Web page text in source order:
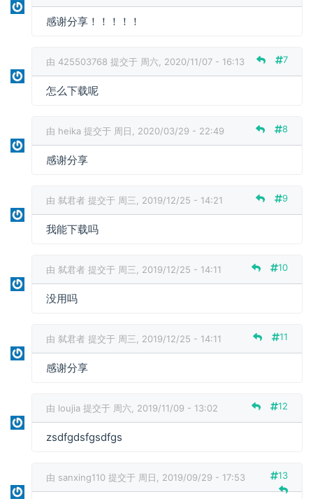
感谢分享！！！！！
由 425503768 提交于 周六, 2020/11/07 - 16:13 7
怎么下载呢
由 heika 提交于 周日, 2020/03/29 - 22:49 8
感谢分享
由 弑君者 提交于 周三, 2019/12/25 - 14:21 9
我能下载吗
由 弑君者 提交于 周三, 2019/12/25 - 14:11 10
没用吗
由 弑君者 提交于 周三, 2019/12/25 - 14:11 11
感谢分享
由 loujia 提交于 周六, 2019/11/09 - 13:02 12
zsdfgdsfgsdfgs
由 sanxing110 提交于 周日, 2019/09/29 - 17:53 13